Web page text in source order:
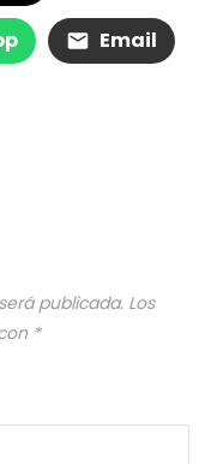
Email
publicada. Los
*